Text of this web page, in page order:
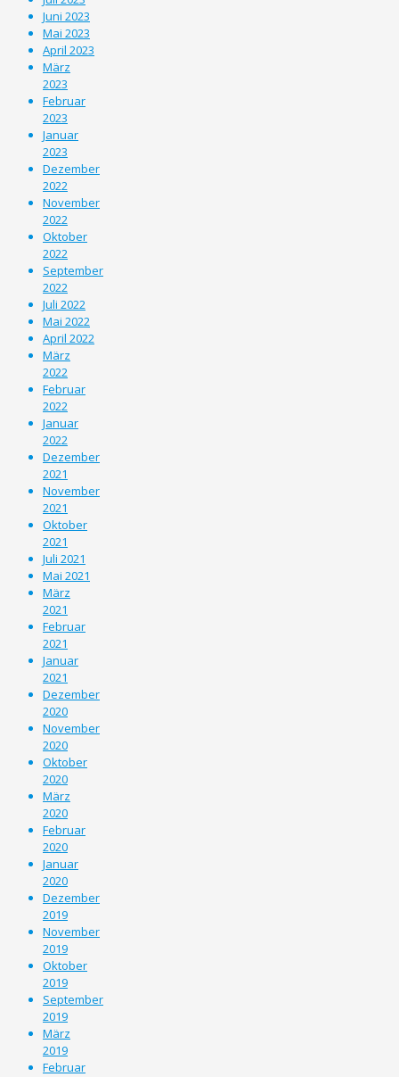
Juni 2023
Mai 2023
April 2023
März
2023
Februar
2023
Januar
2023
Dezember
2022
November
2022
Oktober
2022
September
2022
Juli 2022
Mai 2022
April 2022
März
2022
Februar
2022
Januar
2022
Dezember
2021
November
2021
Oktober
2021
Juli 2021
Mai 2021
März
2021
Februar
2021
Januar
2021
Dezember
2020
November
2020
Oktober
2020
März
2020
Februar
2020
Januar
2020
Dezember
2019
November
2019
Oktober
2019
September
2019
März
2019
Februar